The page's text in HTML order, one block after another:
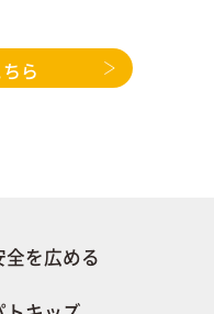
ら
全を広める